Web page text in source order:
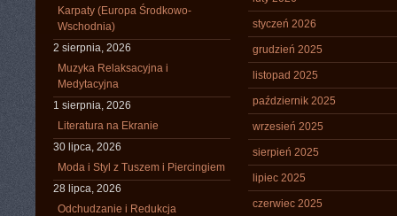
Karpaty (Europa Środkowo-
Wschodnia)
2 sierpnia, 2026
Muzyka Relaksacyjna i
Medytacyjna
1 sierpnia, 2026
Literatura na Ekranie
30 lipca, 2026
Moda i Styl z Tuszem i Piercingiem
28 lipca, 2026
Odchudzanie i Redukcja
styczeń 2026
grudzień 2025
listopad 2025
październik 2025
wrzesień 2025
sierpień 2025
lipiec 2025
czerwiec 2025